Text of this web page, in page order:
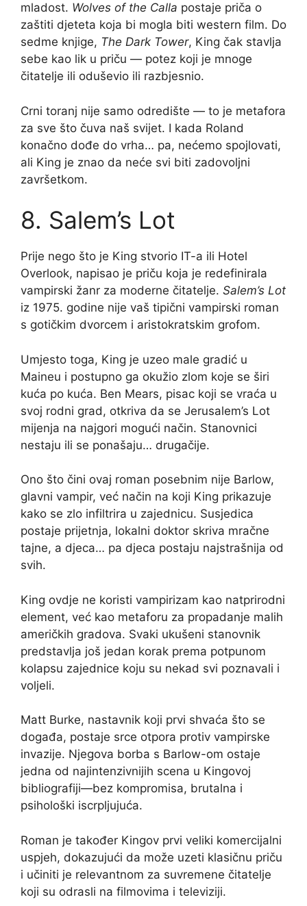
mladost. Wolves of the Calla postaje priča o
zaštiti djeteta koja bi mogla biti western film. Do
sedme knjige, The Dark Tower, King čak stavlja
sebe kao lik u priču — potez koji je mnoge
čitatelje ili oduševio ili razbjesnio.
Crni toranj nije samo odredište — to je metafora
za sve što čuva naš svijet. I kada Roland
konačno dođe do vrha… pa, nećemo spojlovati,
ali King je znao da neće svi biti zadovoljni
završetkom.
8. Salem’s Lot
Prije nego što je King stvorio IT-a ili Hotel
Overlook, napisao je priču koja je redefinirala
vampirski žanr za moderne čitatelje. Salem’s Lot
iz 1975. godine nije vaš tipični vampirski roman
s gotičkim dvorcem i aristokratskim grofom.
Umjesto toga, King je uzeo male gradić u
Maineu i postupno ga okužio zlom koje se širi
kuća po kuća. Ben Mears, pisac koji se vraća u
svoj rodni grad, otkriva da se Jerusalem’s Lot
mijenja na najgori mogući način. Stanovnici
nestaju ili se ponašaju… drugačije.
Ono što čini ovaj roman posebnim nije Barlow,
glavni vampir, već način na koji King prikazuje
kako se zlo infiltrira u zajednicu. Susjedica
postaje prijetnja, lokalni doktor skriva mračne
tajne, a djeca… pa djeca postaju najstrašnija od
svih.
King ovdje ne koristi vampirizam kao natprirodni
element, već kao metaforu za propadanje malih
američkih gradova. Svaki ukušeni stanovnik
predstavlja još jedan korak prema potpunom
kolapsu zajednice koju su nekad svi poznavali i
voljeli.
Matt Burke, nastavnik koji prvi shvaća što se
događa, postaje srce otpora protiv vampirske
invazije. Njegova borba s Barlow-om ostaje
jedna od najintenzivnijih scena u Kingovoj
bibliografiji—bez kompromisa, brutalna i
psihološki iscrpljujuća.
Roman je također Kingov prvi veliki komercijalni
uspjeh, dokazujući da može uzeti klasičnu priču
i učiniti je relevantnom za suvremene čitatelje
koji su odrasli na filmovima i televiziji.